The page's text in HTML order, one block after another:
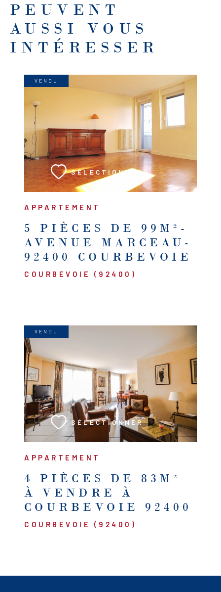
PEUVENT
AUSSI VOUS
INTÉRESSER
APPARTEMENT
5 PIÈCES DE 99M²-
AVENUE MARCEAU-
92400 COURBEVOIE
COURBEVOIE (92400)
VENDU
SÉLECTIONNER
VOIR LE BIEN
APPARTEMENT
4 PIÈCES DE 83M²
À VENDRE À
COURBEVOIE 92400
COURBEVOIE (92400)
VENDU
SÉLECTIONNER
VOIR LE BIEN